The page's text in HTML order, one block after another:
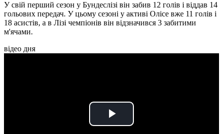
У свій перший сезон у Бундеслізі він забив 12 голів і віддав 14
гольових передач. У цьому сезоні у активі Олісе вже 11 голів і
18 асистів, а в Лізі чемпіонів він відзначився 3 забитими
м'ячами.
відео дня
Play